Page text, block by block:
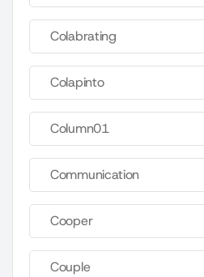
Colabrating
Colapinto
Column01
Communication
Cooper
Couple